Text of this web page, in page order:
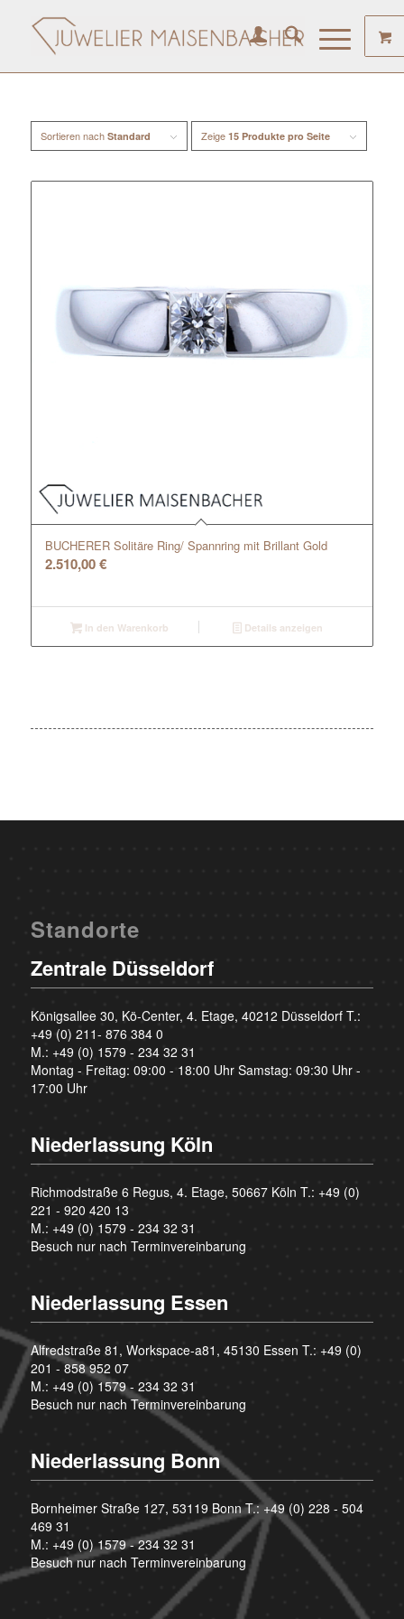
Sortieren nach Standard Zeige 15 Produkte pro Seite
BUCHERER Solitäre Ring/ Spannring mit Brillant Gold
2.510,00€
In den Warenkorb Details anzeigen
Standorte
Zentrale Düsseldorf
Königsallee 30, Kö-Center, 4. Etage, 40212 Düsseldorf T.:
+49 (0) 211- 876 384 0
M.: +49 (0) 1579 - 234 32 31
Montag - Freitag: 09:00 - 18:00 Uhr Samstag: 09:30 Uhr -
17:00 Uhr
Niederlassung Köln
Richmodstraße 6 Regus, 4. Etage, 50667 Köln T.: +49 (0)
221 - 920 420 13
M.: +49 (0) 1579 - 234 32 31
Besuch nur nach Terminvereinbarung
Niederlassung Essen
Alfredstraße 81, Workspace-a81, 45130 Essen T.: +49 (0)
201 - 858 952 07
M.: +49 (0) 1579 - 234 32 31
Besuch nur nach Terminvereinbarung
Niederlassung Bonn
Bornheimer Straße 127, 53119 Bonn T.:+49 (0) 228 - 504
469 31
M.: +49 (0) 1579 - 234 32 31
Besuch nur nach Terminvereinbarung